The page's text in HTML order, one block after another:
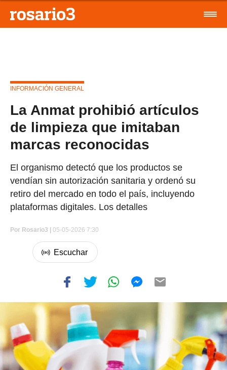
INFORMACIÓN GENERAL
La Anmat prohibió artículos
de limpieza que imitaban
marcas reconocidas
El organismo detectó que los productos se
vendían sin autorización sanitaria y ordenó su
retiro del mercado en todo el país, incluyendo
plataformas digitales. Los detalles
Por Rosario3 | 05-05-2026 7:30